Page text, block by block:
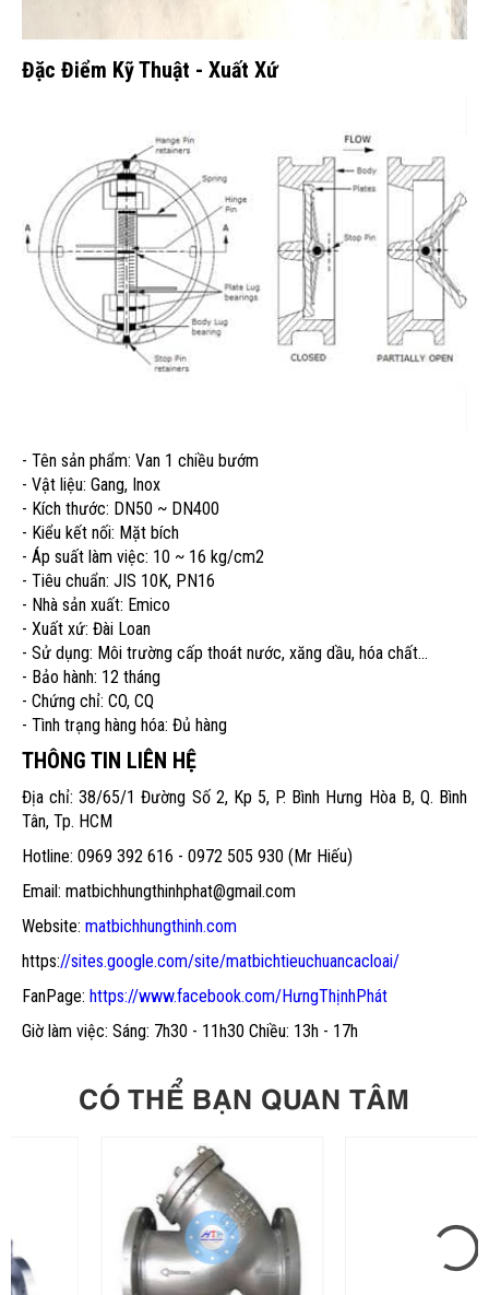
Đặc Điểm Kỹ Thuật - Xuất Xứ
- Tên sản phẩm: Van 1 chiều bướm
- Vật liệu: Gang, Inox
- Kích thước: DN50 ~ DN400
- Kiểu kết nối: Mặt bích
- Áp suất làm việc: 10 ~ 16 kg/cm2
- Tiêu chuẩn: JIS 10K, PN16
- Nhà sản xuất: Emico
- Xuất xứ: Đài Loan
- Sử dụng: Môi trường cấp thoát nước, xăng dầu, hóa chất...
- Bảo hành: 12 tháng
- Chứng chỉ: CO, CQ
- Tình trạng hàng hóa: Đủ hàng
THÔNG TIN LIÊN HỆ
Địa chỉ: 38/65/1 Đường Số 2, Kp 5, P. Bình Hưng Hòa B, Q. Bình
Tân, Tp. HCM
Hotline: 0969 392 616 - 0972 505 930 (Mr Hiếu)
Email: matbichhungthinhphat@gmail.com
Website: matbichhungthinh.com
https://sites.google.com/site/matbichtieuchuancacloai/
FanPage: https://www.facebook.com/HưngThịnhPhát
Giờ làm việc: Sáng: 7h30 - 11h30 Chiều: 13h - 17h
CÓ THỂ BẠN QUAN TÂM